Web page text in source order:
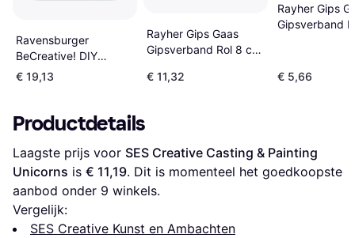
Ravensburger
BeCreative! DIY
Plaster Casting Stitch
Craft Kit
€ 19,13
Rayher Gips Gaas
Gipsverband Rol 8 cm
€ 11,32
Rayher Gips
Gipsverband
€ 5,66
Productdetails
Laagste prijs voor SES Creative Casting & Painting
Unicorns is € 11,19. Dit is momenteel het goedkoopste
aanbod onder 9 winkels.
Vergelijk:
SES Creative Kunst en Ambachten